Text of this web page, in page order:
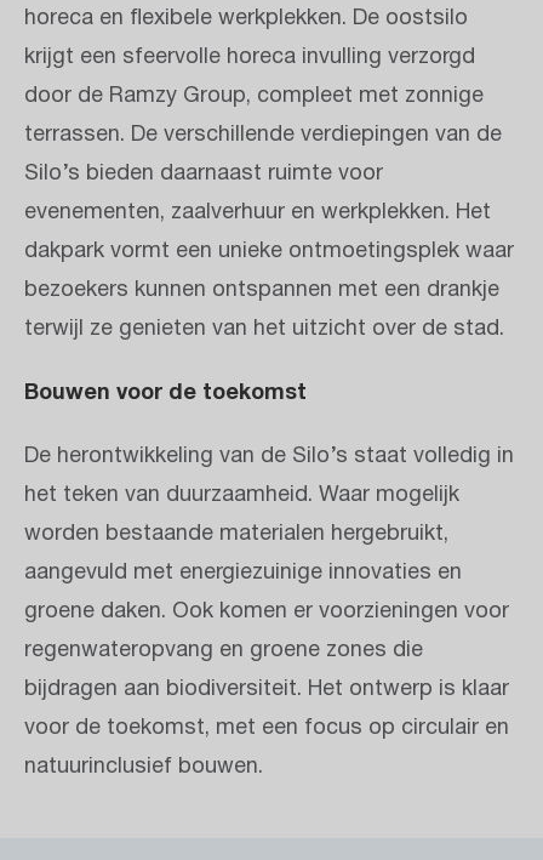
horeca en flexibele werkplekken. De oostsilo
krijgt een sfeervolle horeca invulling verzorgd
door de Ramzy Group, compleet met zonnige
terrassen. De verschillende verdiepingen van de
Silo’s bieden daarnaast ruimte voor
evenementen, zaalverhuur en werkplekken. Het
dakpark vormt een unieke ontmoetingsplek waar
bezoekers kunnen ontspannen met een drankje
terwijl ze genieten van het uitzicht over de stad.
Bouwen voor de toekomst
De herontwikkeling van de Silo’s staat volledig in
het teken van duurzaamheid. Waar mogelijk
worden bestaande materialen hergebruikt,
aangevuld met energiezuinige innovaties en
groene daken. Ook komen er voorzieningen voor
regenwateropvang en groene zones die
bijdragen aan biodiversiteit. Het ontwerp is klaar
voor de toekomst, met een focus op circulair en
natuurinclusief bouwen.